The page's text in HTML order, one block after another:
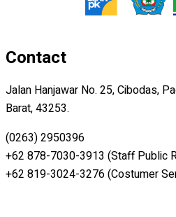
Contact
Jalan Hanjawar No. 25, Cibodas,
Barat, 43253.
(0263) 2950396
+62 878-7030-3913 (Staff Public
+62 819-3024-3276 (Costumer